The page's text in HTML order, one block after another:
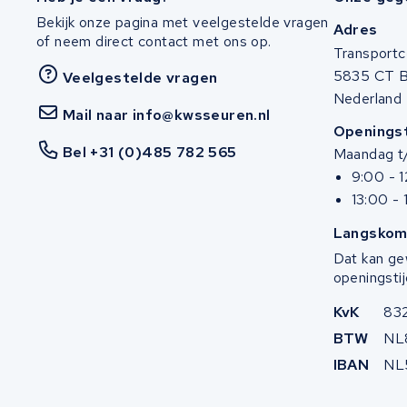
Winther
E-kuma
Bekijk onze pagina met veelgestelde vragen
of neem direct contact met ons op.
Veelgestelde vragen
Mail naar info@kwsseuren.nl
Bel +31 (0)485 782 565
Adres
5835 CT
Nederland
Maandag
9:00 -
13:00 -
Dat kan
KvK
BTW
IBAN